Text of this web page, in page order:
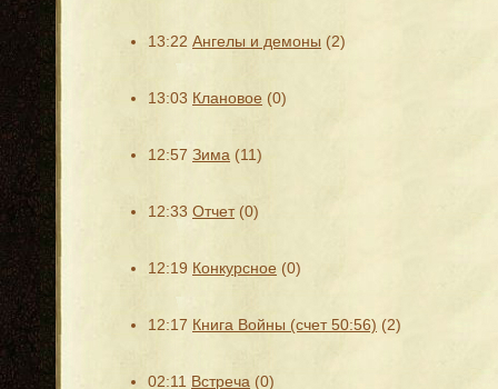
13:22 Ангелы и демоны (2)
13:03 Клановое (0)
12:57 Зима (11)
12:33 Отчет (0)
12:19 Конкурсное (0)
12:17 Книга Войны (счет 50:56) (2)
02:11 Встреча (0)